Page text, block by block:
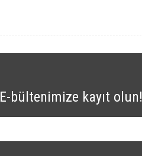
E-bültenimize kayıt olun!